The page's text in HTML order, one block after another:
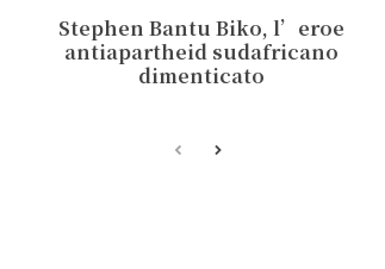
Stephen Bantu Biko, l’eroe
antiapartheid sudafricano
dimenticato